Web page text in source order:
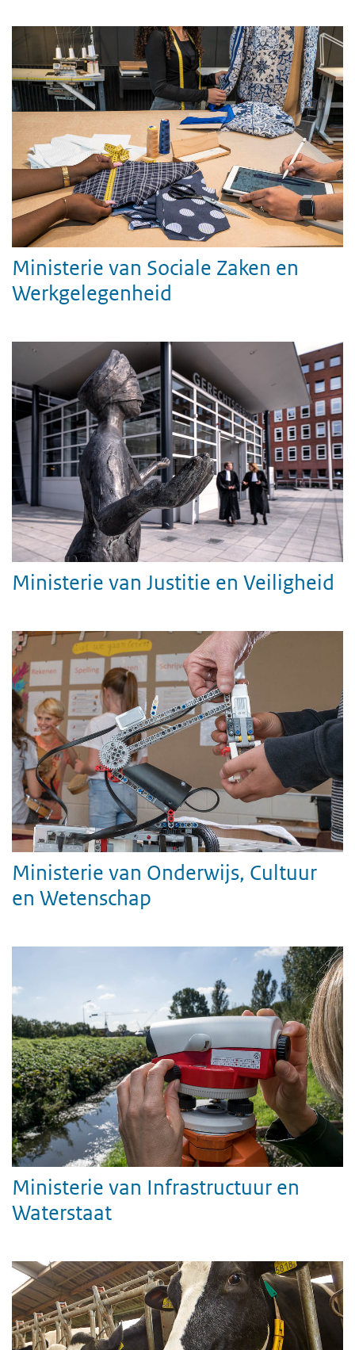
Ministerie van Sociale Zaken en
Werkgelegenheid
Ministerie van Justitie en Veiligheid
Ministerie van Onderwijs, Cultuur
en Wetenschap
Ministerie van Infrastructuur en
Waterstaat